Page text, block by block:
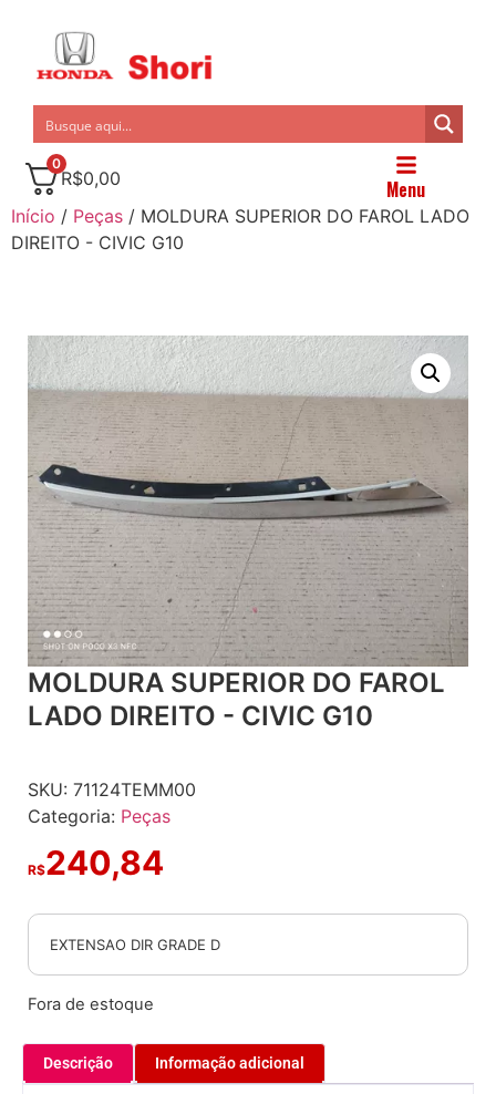
0
R$0,00 Menu
Início / Peças / MOLDURA SUPERIOR DO FAROL LADO
DIREITO - CIVIC G10
MOLDURA SUPERIOR DO FAROL
LADO DIREITO - CIVIC G10
SKU: 71124TEMM00
Categoria: Peças
R$240,84
EXTENSAO DIR GRADE D
Fora de estoque
Descrição Informação adicional